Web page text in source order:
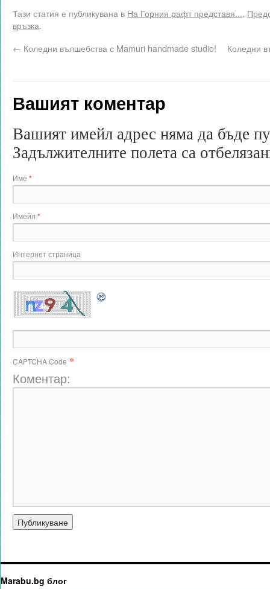
Тази статия е публикувана в На Горния рафт представя...,
връзка.
← Коледни вълшебства с Mamuri handmade studio! Коледни
Вашият коментар
Вашият имейл адрес няма да бъде
Задължителните полета са
Име *
Имейл *
Интернет страница
CAPTCHA Code *
Коментар:
Marabu.bg блог